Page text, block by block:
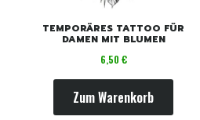
TEMPORÄRES TATTOO FÜR
DAMEN MIT BLUMEN
Preis
6,50 €
Zum Warenkorb